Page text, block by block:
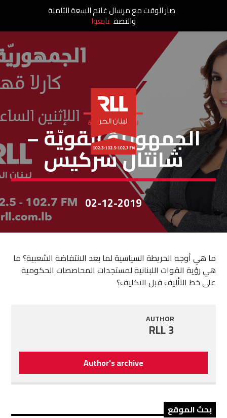
الجمهورية القوية
الجمهوريّة القويّة –
شانتال سركيس
02-12-2019
ما هي أوجه الخريطة السياسية لما بعد الانتفاضة الشعبية؟ ما
هي رؤية القوات اللبنانية لمستجدات المحاصصات الحكومية
على خط التأليف قبل التكليف؟
AUTHOR
RLL 3
Author's archive
بحث الموقع
صار الوقت مع مرسال غانم السعة الثامنة
والنصف تابعوا